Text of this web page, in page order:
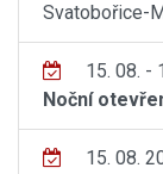
Svatobořice-
15. 08. -
Noční
15. 08.